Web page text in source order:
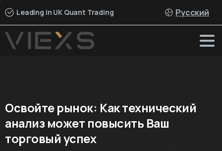
Leading in UK Quant Trading Русский
Освойтерынок: Кактехнический
анализ может повысить Ваш
торговыйуспех